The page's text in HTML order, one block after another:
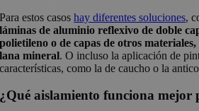
Para estos casoshay diferentes soluciones,
láminas de aluminio reflexivo de doble
polietileno o de capas de otros
lana mineral. O incluso la aplicación de
características, como la de caucho o la
¿Qué aislamiento funciona mejor